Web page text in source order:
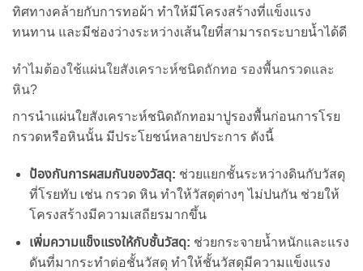
ทิศทางคล้ายกับการทอผ้า ทำให้มีโครงสร้างที่แข็งแรง
ทนทาน และมีช่องว่างระหว่างเส้นใยที่สามารถระบายน้ำได้ดี
ทำไมต้องใช้แผ่นใยสังเคราะห์ชนิดถักทอ รองพื้นกรวดและ
หิน?
การนำแผ่นใยสังเคราะห์ชนิดถักทอมาปูรองพื้นก่อนการโรย
กรวดหรือหินนั้น มีประโยชน์หลายประการ ดังนี้
ป้องกันการผสมกันของวัสดุ: ช่วยแยกชั้นระหว่างดินกับวัสดุ
ที่โรยทับ เช่น กรวด หิน ทำให้วัสดุต่างๆ ไม่ปนกัน ช่วยให้
โครงสร้างมีความเสถียรมากขึ้น
เพิ่มความแข็งแรงให้กับชั้นวัสดุ: ช่วยกระจายน้ำหนักและแรง
ดันที่มากระทำต่อชั้นวัสดุ ทำให้ชั้นวัสดุมีความแข็งแรง